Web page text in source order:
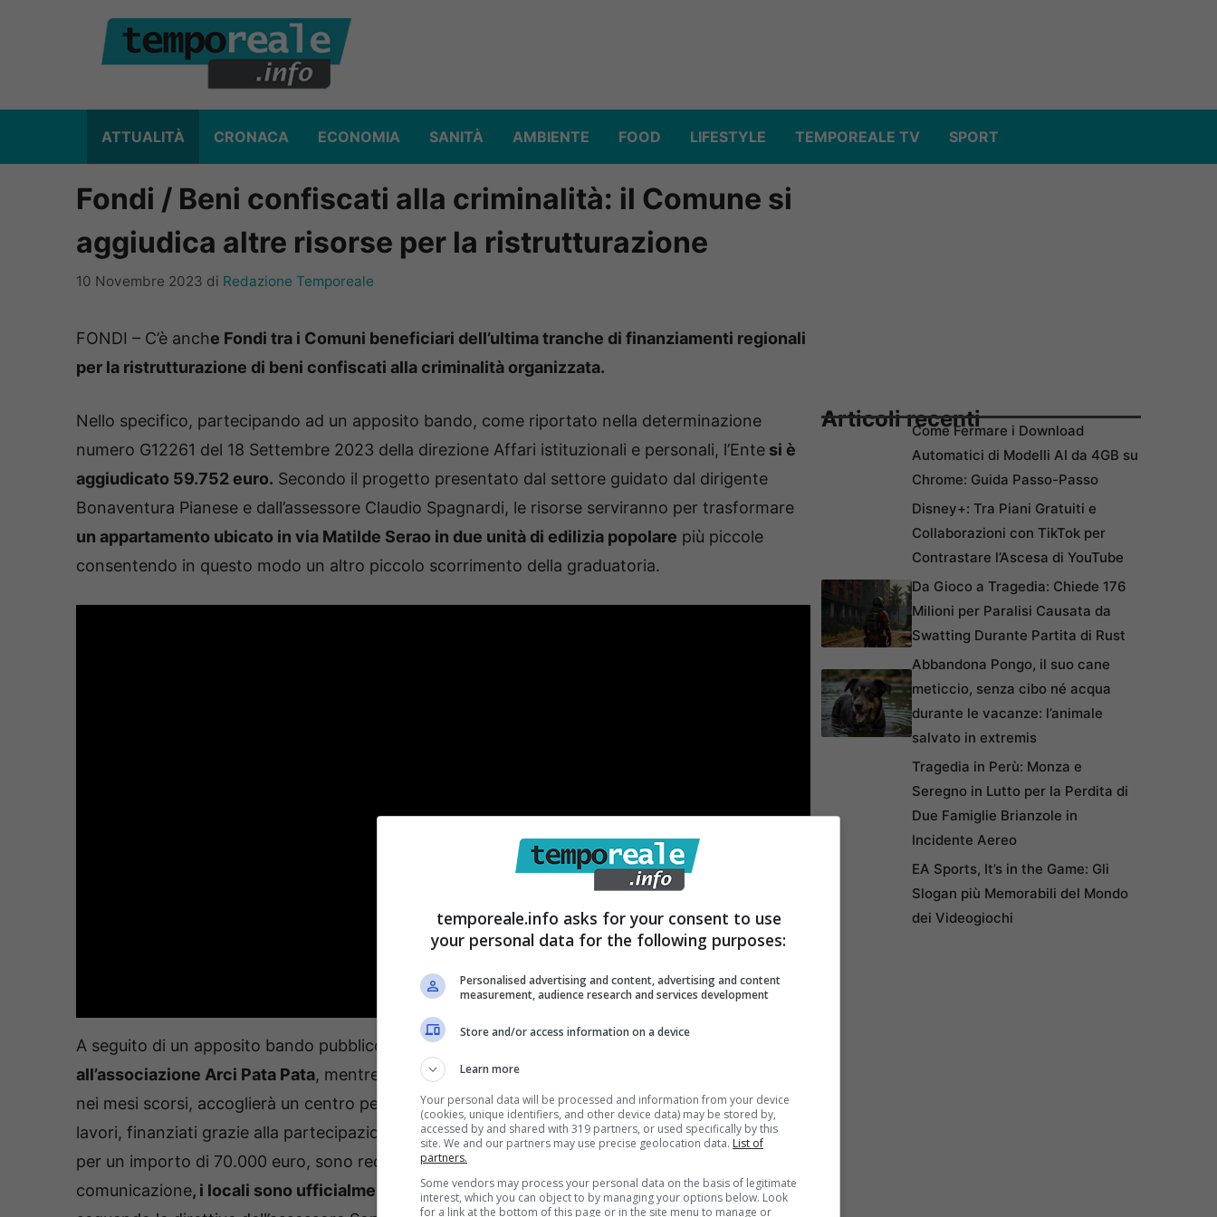
ATTUALITÀ CRONACA ECONOMIA SANITÀ AMBIENTE FOOD LIFESTYLE TEMPOREALE TV SPORT
Fondi / Beni confiscati alla criminalità: il Comune si
aggiudica altre risorse per la ristrutturazione
10 Novembre 2023 di Redazione Temporeale
FONDI – C’è anche Fondi tra i Comuni beneficiari dell’ultima tranche di finanziamenti regionali
per la ristrutturazione di beni confiscati alla criminalità organizzata.
Nello specifico, partecipando ad un apposito bando, come riportato nella determinazione
numero G12261 del 18 Settembre 2023 della direzione Affari istituzionali e personali, l’Ente si è
aggiudicato 59.752 euro. Secondo il progetto presentato dal settore guidato dal dirigente
Bonaventura Pianese e dall’assessore Claudio Spagnardi, le risorse serviranno per trasformare
un appartamento ubicato in via Matilde Serao in due unità di edilizia popolare più piccole
consentendo in questo modo un altro piccolo scorrimento della graduatoria.
A seguito di un apposito bando pubblico,
un secondo immobile è stato assegnato
all’associazione Arci Pata Pata, mentre una terza proprietà confiscata, come preannunciato
nei mesi scorsi, accoglierà un centro per le donne vittime di violenza. In merito a quest’ultima i
lavori, finanziati grazie alla partecipazione da parte del Comune di Fondi ad un bando regionale
per un importo di 70.000 euro, sono recentemente terminati. A seguito di una formale
comunicazione, i locali sono ufficialmente a disposizione del settore Servizi Socialiche,
Articoli recentiCome Fermare i Download
Automatici di Modelli AI da 4GB su
Chrome: Guida Passo-Passo
Disney+: Tra Piani Gratuiti e
Collaborazioni con TikTok per
Contrastare l’Ascesa di YouTube
Da Gioco a Tragedia: Chiede 176
Milioni per Paralisi Causata da
Swatting Durante Partita di Rust
Abbandona Pongo, il suo cane
meticcio, senza cibo né acqua
durante le vacanze: l’animale
salvato in extremis
Tragedia in Perù: Monza e
Seregno in Lutto per la Perdita di
Due Famiglie Brianzole in
Incidente Aereo
EA Sports, It’s in the Game: Gli
Slogan più Memorabili del Mondo
dei Videogiochi
temporeale.info asks for your consent to use
your personal data for the following purposes:
Personalised advertising and content, advertising and content
measurement, audience research and services development
Store and/or access information on a device
Learn more
Your personal data will be processed and information from your device
(cookies, unique identifiers, and other device data) may be stored by,
accessed by and shared with 319 partners, or used specifically by this
site. We and our partners may use precise geolocation data. List of
partners.
Some vendors may process your personal data on the basis of legitimate
interest, which you can object to by managing your options below. Look
for a link at the bottom of this page or in the site menu to manage or